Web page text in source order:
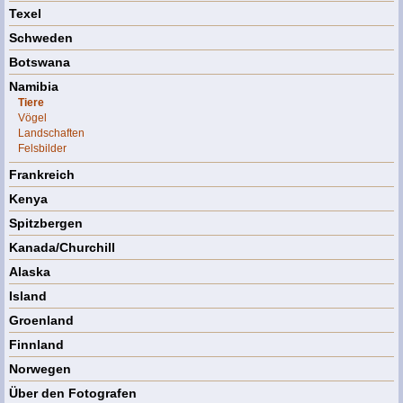
Texel
Schweden
Botswana
Namibia
Tiere
Vögel
Landschaften
Felsbilder
Frankreich
Kenya
Spitzbergen
Kanada/Churchill
Alaska
Island
Groenland
Finnland
Norwegen
Über den Fotografen